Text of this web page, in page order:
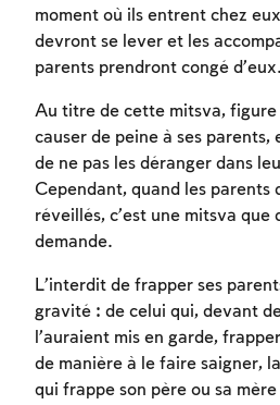
moment où ils entrent chez
devront se lever et les
parents prendront congé d’eux.
Au titre de cette mitsva, figure
causer de peine à ses parents,
de ne pas les déranger dans
Cependant, quand les parents
réveillés, c’est une mitsva que
demande.
L’interdit de frapper ses
gravité : de celui qui, devant
l’auraient mis en garde,
de manière à le faire saigner,
qui frappe son père ou sa
Inscription
Afin d'enregistrer ce que
vous devez vous
Inscription